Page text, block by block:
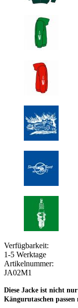
Verfügbarkeit:
1-5 Werktage
Artikelnummer:
JA02M1
Diese Jacke ist nicht
Kängurutaschen